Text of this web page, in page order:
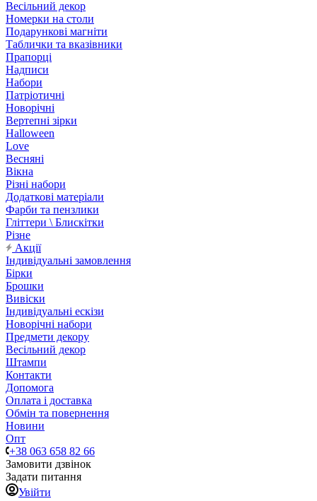
Весільний декор
Номерки на столи
Подарункові магніти
Таблички та вказівники
Прапорці
Надписи
Набори
Патріотичні
Новорічні
Вертепні зірки
Halloween
Love
Весняні
Вікна
Різні набори
Додаткові матеріали
Фарби та пензлики
Гліттери \ Блискітки
Різне
Акції
Індивідуальні замовлення
Бірки
Брошки
Вивіски
Індивідуальні ескізи
Новорічні набори
Предмети декору
Весільний декор
Штампи
Контакти
Допомога
Оплата і доставка
Обмін та повернення
Новини
Опт
+38 063 658 82 66
Замовити дзвінок
Задати питання
Увійти